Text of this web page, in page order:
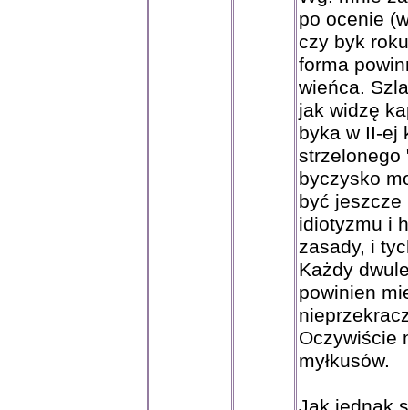
po ocenie
czy byk
forma
wieńca.
jak widzę
byka w II-ej
strzelonego
byczysko
być jeszcze
idiotyzmu i
zasady, i
Każdy
powinien
Oczywiście
myłkusów.